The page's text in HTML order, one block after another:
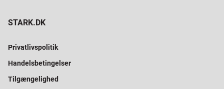
STARK.DK
Privatlivspolitik
Handelsbetingelser
Tilgængelighed